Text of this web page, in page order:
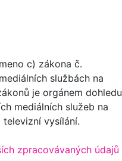
c) zákona č.
službách na
je orgánem dohledu
mediálních služeb na
vysílání.
zpracovávaných údajů